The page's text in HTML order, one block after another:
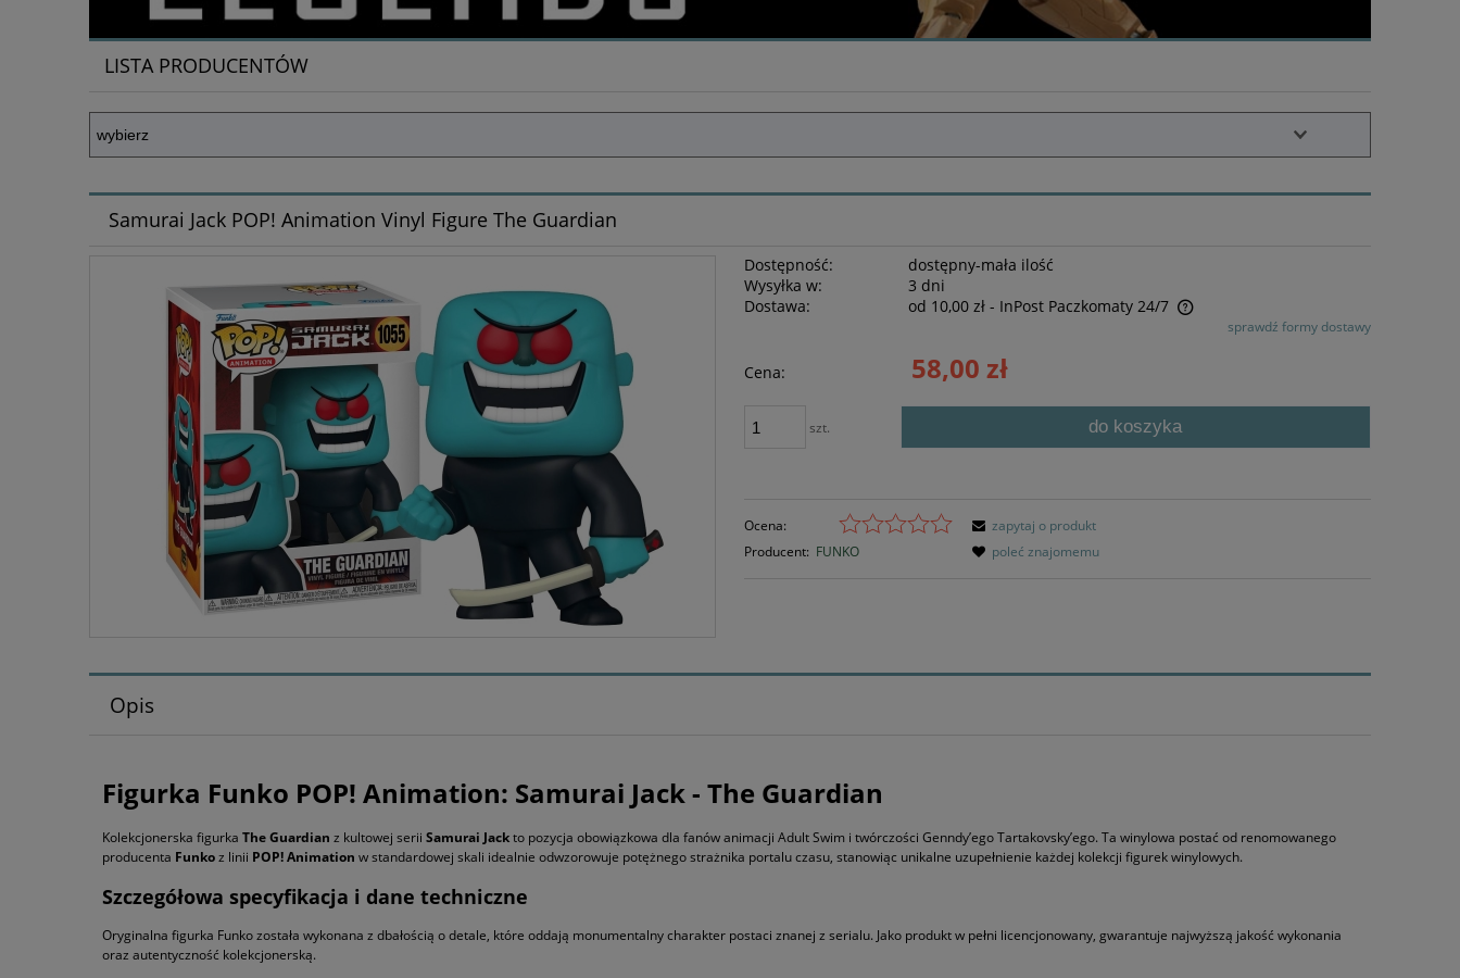
LISTA PRODUCENTÓW
Samurai Jack POP! Animation Vinyl Figure The Guardian
Dostępność:
dostępny-mała ilość
Wysyłka w:
3 dni
Dostawa:
od 10,00 zł - InPost Paczkomaty 24/7
Cena nie zawiera ewentualnych kosztów
płatności
sprawdź formy dostawy
Cena: 58,00 zł
szt. do koszyka
Ocena:
Producent: FUNKO
zapytaj o produkt
poleć znajomemu
Opis
Figurka Funko POP! Animation: Samurai Jack - The Guardian
Kolekcjonerska figurka The Guardian z kultowej serii Samurai Jackto pozycja obowiązkowa dla fanów animacji Adult Swim i twórczości Genndy’ego Tartakovsky’ego. Ta winylowa postać od renomowanego
producenta Funkoz linii POP! Animation w standardowej skali idealnie odwzorowuje potężnego strażnika portalu czasu, stanowiąc unikalne uzupełnienie każdej kolekcji figurek winylowych.
Szczegółowa specyfikacja i dane techniczne
Oryginalna figurka Funko została wykonana z dbałością o detale, które oddają monumentalny charakter postaci znanej z serialu. Jako produkt w pełni licencjonowany, gwarantuje najwyższą jakość wykonania
oraz autentyczność kolekcjonerską.